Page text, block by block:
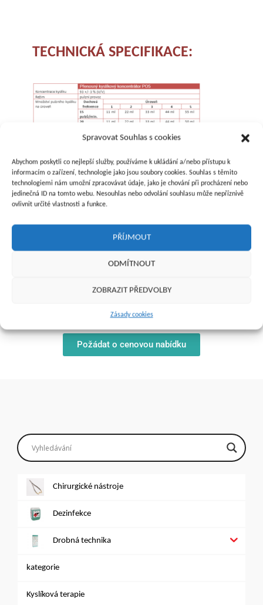
Spravovat Souhlas s cookies
Abychom poskytli co nejlepší služby, používáme k ukládání a/nebo přístupu k
informacím o zařízení, technologie jako jsou soubory cookies. Souhlas s těmito
technologiemi nám umožní zpracovávat údaje, jako je chování při procházení nebo
jedinečná ID na tomto webu. Nesouhlas nebo odvolání souhlasu může nepříznivě
ovlivnit určité vlastnosti a funkce.
PŘÍJMOUT
ODMÍTNOUT
ZOBRAZIT PŘEDVOLBY
Zásady cookies
TECHNICKÁ SPECIFIKACE:
Požádat o cenovou nabídku
Chirurgické nástroje
Dezinfekce
Drobná technika
kategorie
Kyslíková terapie